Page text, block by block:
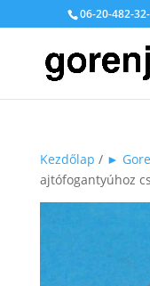
06-20-482-
Kezdőlap / ►
ajtófogantyúhoz